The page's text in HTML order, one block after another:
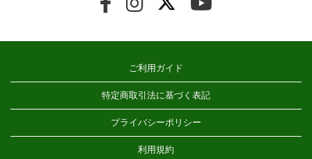
ご利用ガイド
特定商取引法に基づく表記
プライバシーポリシー
利用規約